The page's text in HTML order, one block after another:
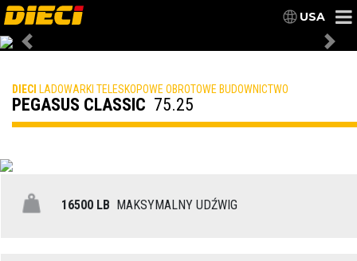
USA
Previous
DIECI LADOWARKI TELESKOPOWE OBROTOWE BUDOWNICTWO
PEGASUS CLASSIC 75.25
16500 LB MAKSYMALNY UDŹWIG